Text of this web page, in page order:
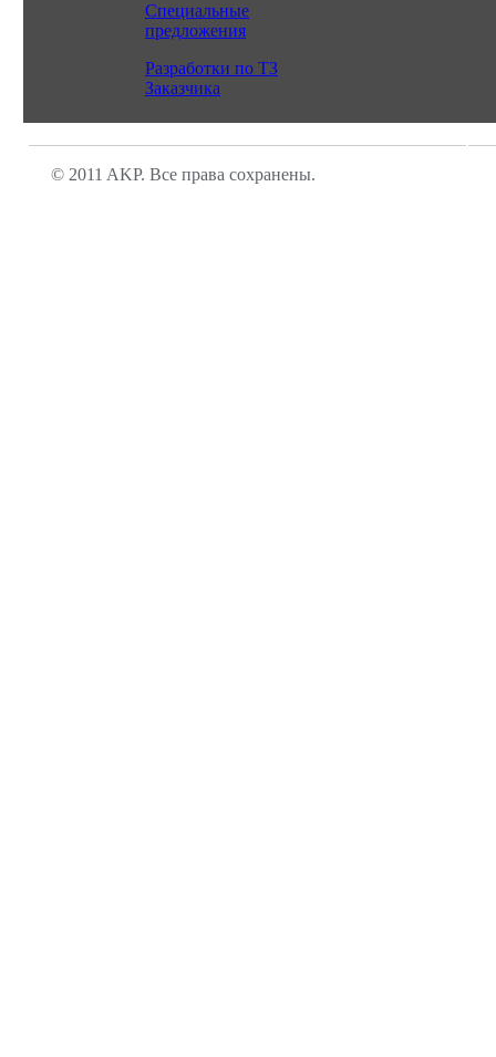
Специальные
предложения
Разработки по ТЗ
Заказчика
© 2011 AKP. Все права сохранены.